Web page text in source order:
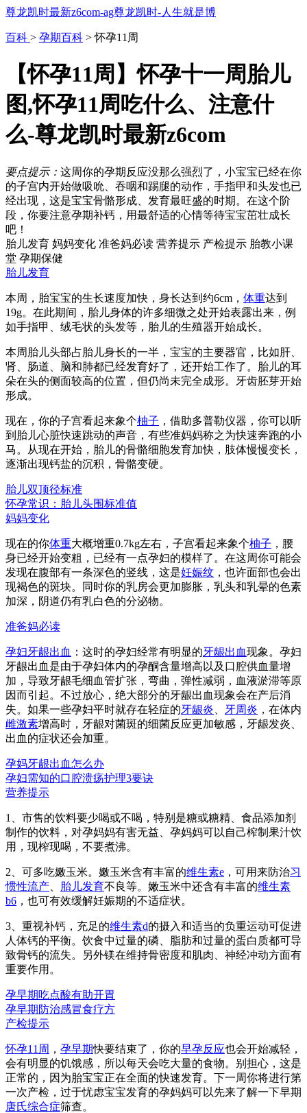
尊龙凯时最新z6com-ag尊龙凯时-人生就是博
百科 > 孕期百科 > 怀孕11周
【怀孕11周】怀孕十一周胎儿
图,怀孕11周吃什么、注意什
么-尊龙凯时最新z6com
要点提示： 这周你的孕期反应没那么强烈了，小宝宝已经在你
的子宫内开始做吸吮、吞咽和踢腿的动作，手指甲和头发也已
经出现，这是宝宝骨骼形成、发育最旺盛的时期。在这个阶
段，你要注意孕期补钙，用最舒适的心情等待宝宝茁壮成长
吧！
胎儿发育 妈妈变化 准爸妈必读 营养提示 产检提示 胎教小课
堂 孕期保健
胎儿发育
本周，胎宝宝的生长速度加快，身长达到约6cm， 体重达到
19g。在此期间，胎儿身体的许多细微之处开始表露出来，例
如手指甲、绒毛状的头发等，胎儿的生殖器开始成长。
本周胎儿头部占胎儿身长的一半，宝宝的主要器官，比如肝、
肾、肠道、脑和肺都已经发育好了，还开始工作了。胎儿的耳
朵在头的侧面较高的位置，但仍尚未完全成形。牙齿胚芽开始
形成。
现在，你的子宫看起来象个柚子 ，借助多普勒仪器，你可以听
到胎儿心脏快速跳动的声音，有些准妈妈称之为快速奔跑的小
马。从现在开始，胎儿的骨骼细胞发育加快，肢体慢慢变长，
逐渐出现钙盐的沉积，骨骼变硬。
胎儿双顶径标准
怀孕常识：胎儿头围标准值
妈妈变化
现在的你体重大概增重0.7kg左右，子宫看起来象个柚子 ，腰
身已经开始变粗，已经有一点孕妇的模样了。在这周你可能会
发现在腹部有一条深色的竖线，这是妊娠纹 ，也许面部也会出
现褐色的斑块。同时你的乳房会更加膨胀，乳头和乳晕的色素
加深，阴道仍有乳白色的分泌物。
准爸妈必读
孕妇牙龈出血 ：这时的孕妇经常有明显的牙龈出血现象。孕妇
牙龈出血是由于孕妇体内的孕酮含量增高以及口腔供血量增
加，导致牙龈毛细血管扩张，弯曲，弹性减弱，血液淤滞等原
因而引起。不过放心，绝大部分的牙龈出血现象会在产后消
失。如果一些孕妇平时就存在轻症的牙龈炎 牙周炎 ，在体内
雌激素增高时，牙龈对菌斑的细菌反应更加敏感，牙龈发炎、
出血的症状还会加重。
孕妈牙龈出血怎么办
孕妇需知的口腔溃疡护理3要诀
营养提示
1、市售的饮料要少喝或不喝，特别是糖或糖精、食品添加剂
制作的饮料，对孕妈妈有害无益、孕妈妈可以自己榨制果汁饮
用，现榨现喝，不要煮沸。
2、可多吃嫩玉米。嫩玉米含有丰富的维生素e ，可用来防治习
惯性流产
胎儿发育不良等。嫩玉米中还含有丰富的维生素
b6 ，也可有效缓解妊娠期的不适症状。
3、重视补钙，充足的维生素d的摄入和适当的负重运动可促进
人体钙的平衡。饮食中过量的磷、脂肪和过量的蛋白质都可导
致骨钙的流失。另外镁在维持骨密度和肌肉、神经冲动方面有
重要作用。
孕早期吃点酸有助开胃
孕早期防治感冒食疗方
产检提示
怀孕11周 ， 孕早期快要结束了，你的早孕反应也会开始减轻，
会有明显的饥饿感，所以每天会吃大量的食物。别担心，这是
正常的，因为胎宝宝正在全面的快速发育。下一周你将进行第
一次产检，过于忧虑宝宝发育的孕妈妈可以先来了解一下早期
唐氏综合症筛查。